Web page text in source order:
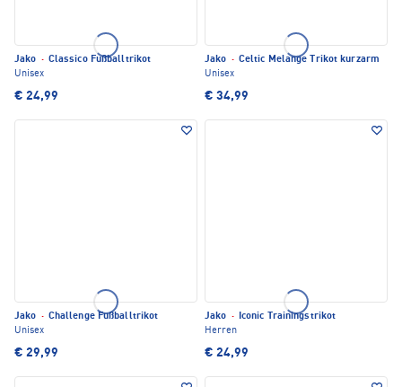
Jako · Classico Fußballtrikot
Unisex
€ 24,99
Jako · Celtic Melange Trikot kurzarm
Unisex
€ 34,99
Jako · Challenge Fußballtrikot
Unisex
€ 29,99
Jako · Iconic Trainingstrikot
Herren
€ 24,99